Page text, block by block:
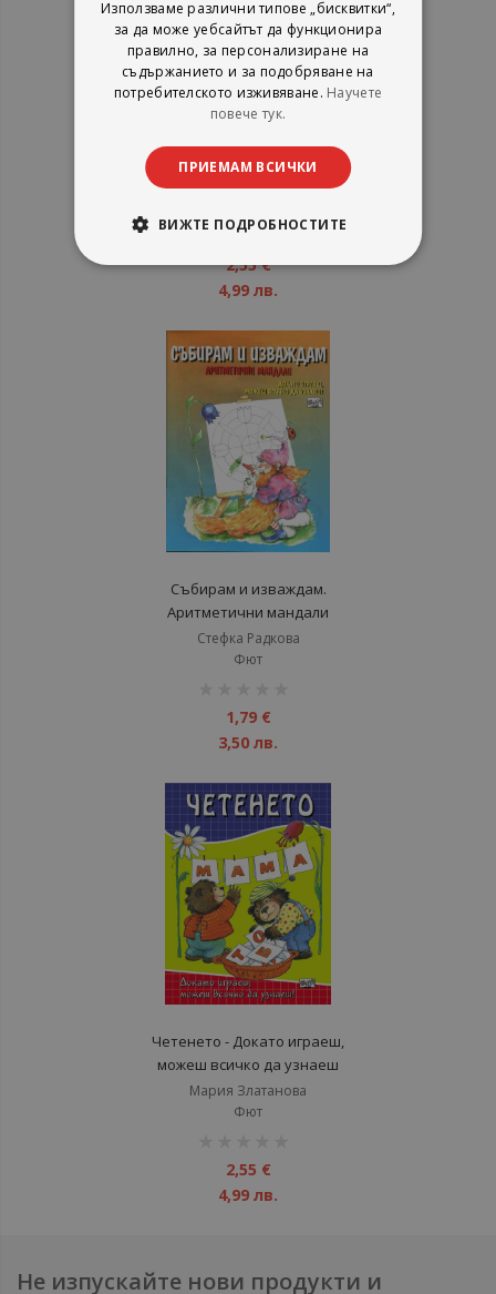
Стефка Радкова
рейтинг:
1%
2,55 €
4,99 лв.
Събирам и изваждам.
Аритметични мандали
Стефка Радкова
Фют
1,79 €
3,50 лв.
Четенето - Докато играеш,
можеш всичко да узнаеш
Мария Златанова
Фют
2,55 €
4,99 лв.
Не изпускайте нови продукти и
Използваме различни типове „бисквитки“,
за да може уебсайтът да функционира
правилно, за персонализиране на
съдържанието и за подобряване на
потребителското изживяване. Научете
повече тук.
ПРИЕМАМ ВСИЧКИ
ВИЖТЕ ПОДРОБНОСТИТЕ